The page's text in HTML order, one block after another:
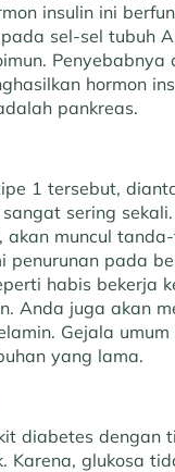
insulin ini
sel-sel tubuh
Penyebabnya
hormon
pankreas.
1 tersebut,
sering
akan muncul
penurunan pada
habis bekerja
Anda juga akan
Gejala
yang lama.
diabetes dengan
Karena, glukosa